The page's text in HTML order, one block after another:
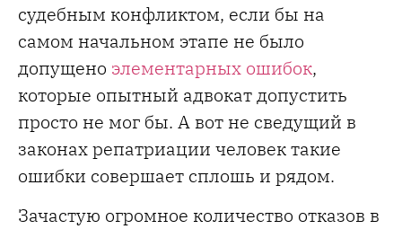
судебным конфликтом, если бы на
самом начальном этапе не было
допущено элементарных ошибок,
которые опытный адвокат допустить
просто не мог бы. А вот не сведущий в
законах репатриации человек такие
ошибки совершает сплошь и рядом.
Зачастую огромное количество отказов в